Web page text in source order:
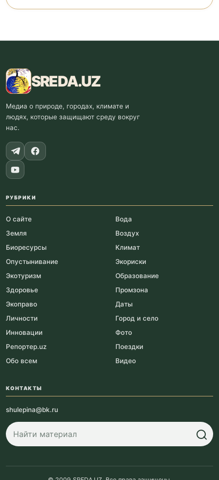
SREDA.UZ
Медиа о природе, городах, климате и
людях, которые защищают среду вокруг
нас.
РУБРИКИ
О сайте
Вода
Земля
Воздух
Биоресурсы
Климат
Опустынивание
Экориски
Экотуризм
Образование
Здоровье
Промзона
Экоправо
Даты
Личности
Город и село
Инновации
Фото
Репортер.uz
Поездки
Обо всем
Видео
КОНТАКТЫ
shulepina@bk.ru